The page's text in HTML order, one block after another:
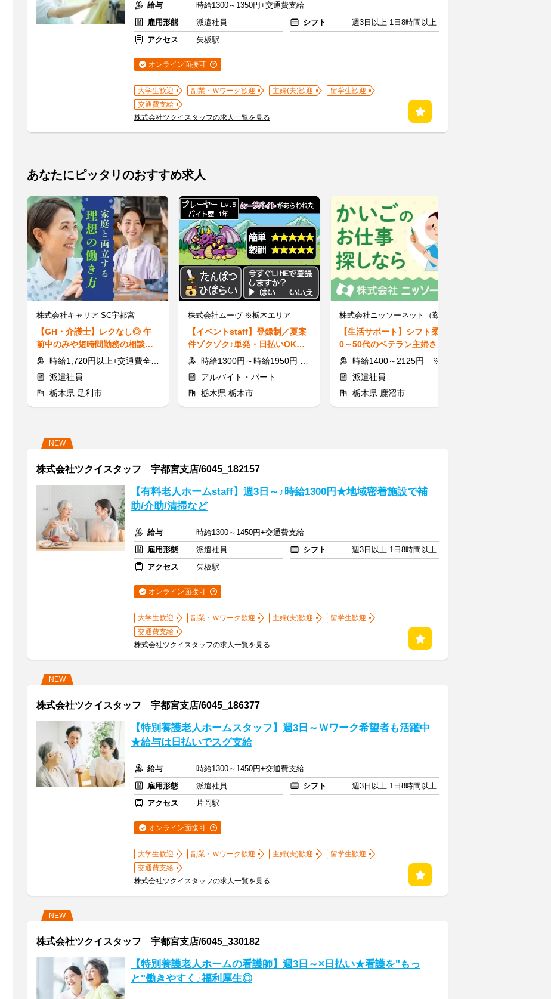
給与
時給1300～1350円+交通費支給
雇用形態
派遣社員 シフト
週3日以上 1日8時間以上
アクセス
矢板駅
オンライン面接可
大学生歓迎 副業・Ｗワーク歓迎 主婦(夫)歓迎
留学生歓迎
交通費支給
株式会社ツクイスタッフの求人一覧を見る
あなたにピッタリのおすすめ求人
株式会社キャリア SC宇都宮
【GH・介護士】レクなし◎ 午
前中のみや短時間勤務の相談O
K！私生活と両立して働く♪
時給1,720円以上+交通費全額支給
派遣社員
栃木県 足利市
株式会社ムーヴ ※栃木エリア
【イベントstaff】登録制／夏案
件ゾクゾク♪単発・日払いOK◎
大学生活躍中♪LINEで登録1分
時給1300円～時給1950円 ＋ 交通費規定支給
アルバイト・パート
栃木県 栃木市
【生活サポート】シフト柔軟◎4
0～50代のベテラン主婦さん多数
♪短期も日払いもOK◎
時給1400～2125円 ※交通費全額
派遣社員
栃木県 鹿沼市
NEW
株式会社ツクイスタッフ 宇都宮支店/6045_182157
【有料老人ホームstaff】週3日～♪時給1300円★地域密着施設で補
助/介助/清掃など
給与
時給1300～1450円+交通費支給
雇用形態
派遣社員 シフト
週3日以上 1日8時間以上
アクセス
矢板駅
オンライン面接可
大学生歓迎 副業・Ｗワーク歓迎 主婦(夫)歓迎
留学生歓迎
交通費支給
株式会社ツクイスタッフの求人一覧を見る
NEW
株式会社ツクイスタッフ 宇都宮支店/6045_186377
【特別養護老人ホームスタッフ】週3日～Ｗワーク希望者も活躍中
★給与は日払いでスグ支給
給与
時給1300～1450円+交通費支給
雇用形態
派遣社員 シフト
週3日以上 1日8時間以上
アクセス
片岡駅
オンライン面接可
大学生歓迎 副業・Ｗワーク歓迎 主婦(夫)歓迎
留学生歓迎
交通費支給
株式会社ツクイスタッフの求人一覧を見る
NEW
株式会社ツクイスタッフ 宇都宮支店/6045_330182
【特別養護老人ホームの看護師】週3日～×日払い★看護を"もっ
と"働きやすく♪福利厚生◎